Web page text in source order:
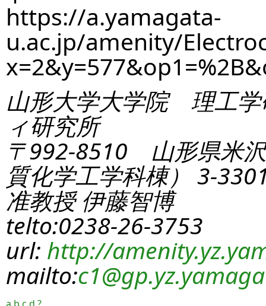
https://a.yamagata-
u.ac.jp/amenity/
山形大学大学院 理工学
ィ研究所
〒992-8510 山形県米
質化学工学科棟） 3-
准教授 伊藤智博
telto:0238-26-3753
url: http://
mailto:c1